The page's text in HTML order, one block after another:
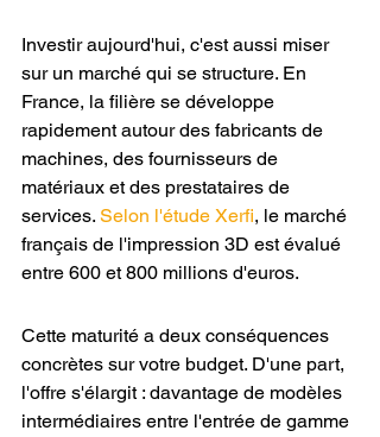
Investir aujourd'hui, c'est aussi miser
sur un marché qui se structure. En
France, la filière se développe
rapidement autour des fabricants de
machines, des fournisseurs de
matériaux et des prestataires de
services. Selon l'étude Xerfi, le marché
français de l'impression 3D est évalué
entre 600 et 800 millions d'euros.
Cette maturité a deux conséquences
concrètes sur votre budget. D'une part,
l'offre s'élargit : davantage de modèles
intermédiaires entre l'entrée de gamme